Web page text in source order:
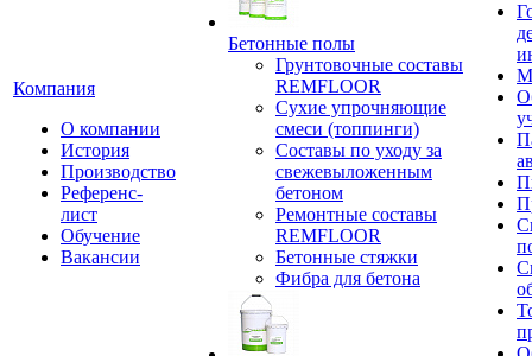
Компания
О компании
История
Производство
Референс-
лист
Обучение
Вакансии
Бетонные полы
Грунтовочные составы
REMFLOOR
Сухие упрочняющие
смеси (топпинги)
Составы по уходу за
свежевыложенным
бетоном
Ремонтные составы
REMFLOOR
Бетонные стяжки
Фибра для бетона